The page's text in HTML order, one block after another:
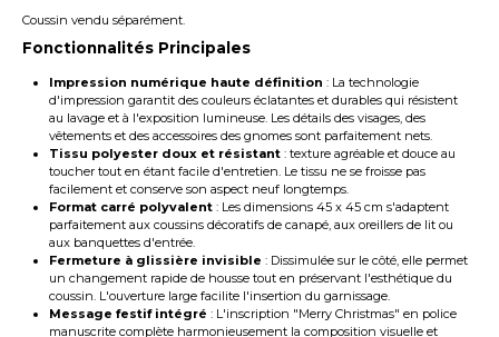
Coussin vendu séparément.
Fonctionnalités Principales
Impression numérique haute définition : La technologie
d'impression garantit des couleurs éclatantes et durables qui résistent
au lavage et à l'exposition lumineuse. Les détails des visages, des
vêtements et des accessoires des gnomes sont parfaitement nets.
Tissu polyester doux et résistant : texture agréable et douce au
toucher tout en étant facile d'entretien. Le tissu ne se froisse pas
facilement et conserve son aspect neuf longtemps.
Format carré polyvalent : Les dimensions 45 x 45 cm s'adaptent
parfaitement aux coussins décoratifs de canapé, aux oreillers de lit ou
aux banquettes d'entrée.
Fermeture à glissière invisible : Dissimulée sur le côté, elle permet
un changement rapide de housse tout en préservant l'esthétique du
coussin. L'ouverture large facilite l'insertion du garnissage.
Message festif intégré : L'inscription "Merry Christmas" en police
manuscrite complète harmonieusement la composition visuelle et